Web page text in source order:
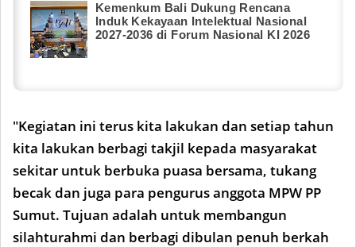
Kemenkum Bali Dukung Rencana
Induk Kekayaan Intelektual Nasional
2027-2036 di Forum Nasional KI 2026
"Kegiatan ini terus kita lakukan dan setiap tahun
kita lakukan berbagi takjil kepada masyarakat
sekitar untuk berbuka puasa bersama, tukang
becak dan juga para pengurus anggota MPW PP
Sumut. Tujuan adalah untuk membangun
silahturahmi dan berbagi dibulan penuh berkah